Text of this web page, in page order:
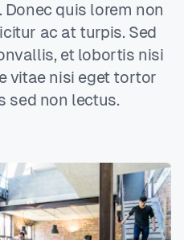
quis lorem non
ac at turpis. Sed
et lobortis nisi
vitae nisi eget tortor
sed non lectus.